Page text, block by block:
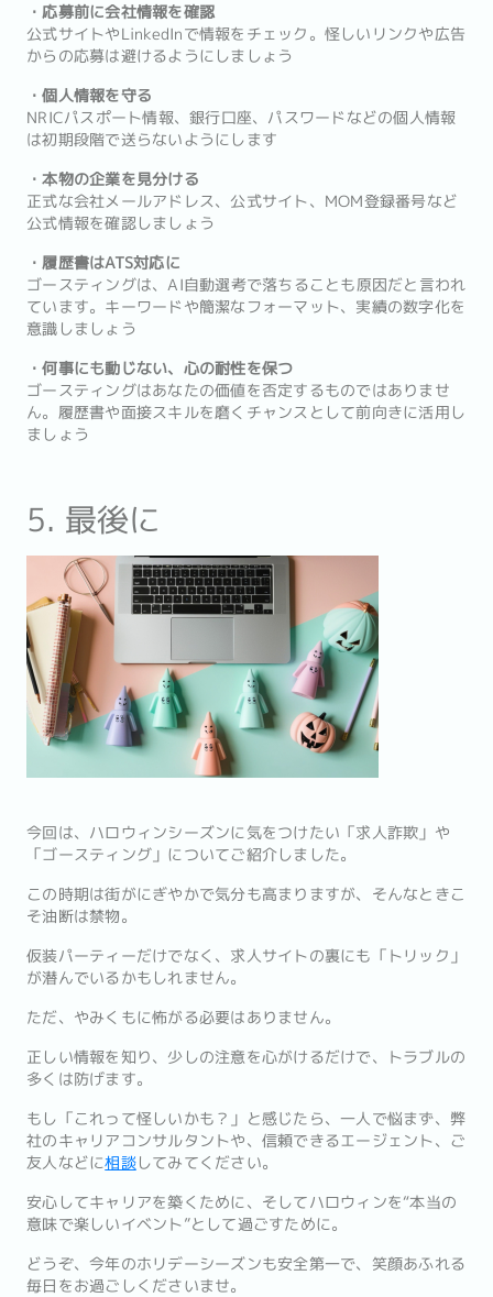
・応募前に会社情報を確認
公式サイトやLinkedInで情報をチェック。怪しいリンクや広告
からの応募は避けるようにしましょう
・個人情報を守る
NRICパスポート情報、銀行口座、パスワードなどの個人情報
は初期段階で送らないようにします
・本物の企業を見分ける
正式な会社メールアドレス、公式サイト、MOM登録番号など
公式情報を確認しましょう
・履歴書はATS対応に
ゴースティングは、AI自動選考で落ちることも原因だと言われ
ています。キーワードや簡潔なフォーマット、実績の数字化を
意識しましょう
・何事にも動じない、心の耐性を保つ
ゴースティングはあなたの価値を否定するものではありませ
ん。履歴書や面接スキルを磨くチャンスとして前向きに活用し
ましょう
5. 最後に
今回は、ハロウィンシーズンに気をつけたい「求人詐欺」や
「ゴースティング」についてご紹介しました。
この時期は街がにぎやかで気分も高まりますが、そんなときこ
そ油断は禁物。
仮装パーティーだけでなく、求人サイトの裏にも「トリック」
が潜んでいるかもしれません。
ただ、やみくもに怖がる必要はありません。
正しい情報を知り、少しの注意を心がけるだけで、トラブルの
多くは防げます。
もし「これって怪しいかも？」と感じたら、一人で悩まず、弊
社のキャリアコンサルタントや、信頼できるエージェント、ご
友人などに相談してみてください。
安心してキャリアを築くために、そしてハロウィンを“本当の
意味で楽しいイベント”として過ごすために。
どうぞ、今年のホリデーシーズンも安全第一で、笑顔あふれる
毎日をお過ごしくださいませ。